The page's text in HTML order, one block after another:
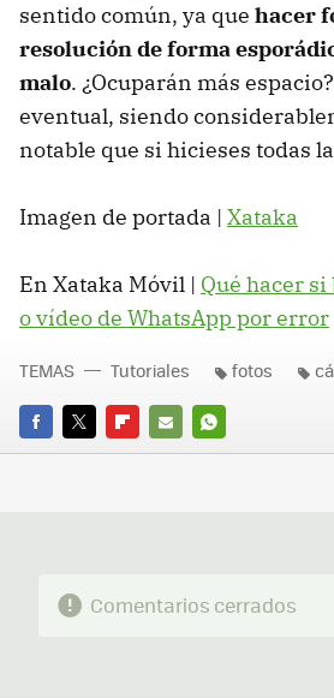
sentido común, ya que hacer
resolución de forma
malo. ¿Ocuparán más
eventual, siendo
notable que si hicieses todas
Imagen de portada | Xataka
En Xataka Móvil | Qué hacer
o vídeo de WhatsApp por error
FACEBOOK
TWITTERFLIPBOARD
E-
WHATSAPP
TEMAS Tutoriales fotos
Comentarios cerrados